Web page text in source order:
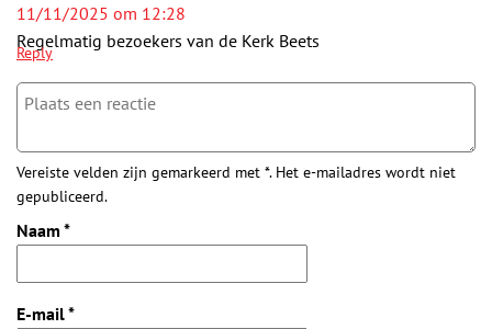
11/11/2025 om 12:28
Regelmatig bezoekers van de Kerk Beets
Reply
Vereiste velden zijn gemarkeerd met *. Het e-mailadres wordt niet
gepubliceerd.
Naam *
E-mail*